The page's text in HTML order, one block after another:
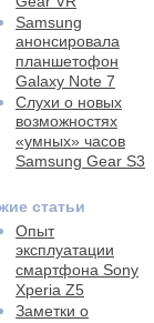
Samsung
анонсировала
планшетофон
Galaxy Note 7
Слухи о новых
возможностях
«умных» часов
Samsung Gear S3
статьи
Опыт
эксплуатации
смартфона Sony
Xperia Z5
Заметки о